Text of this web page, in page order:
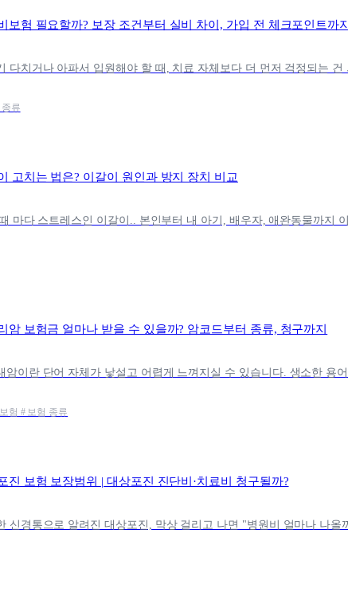
보험 필요할까? 보장 조건부터 실비 차이, 가입 전 체크포인트까지
류
고치는 법은? 이갈이 원인과 방지 장치 비교
암 보험금 얼마나 받을 수 있을까? 암코드부터 종류, 청구까지
험 # 보험 종류
진 보험 보장범위 | 대상포진 진단비·치료비 청구될까?